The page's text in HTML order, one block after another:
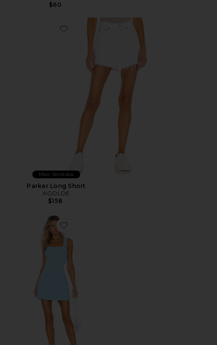
$60
Favorite Parker Long Short
Mais Vendidos
Parker Long Short
AGOLDE
$158
Favorite Ace Dress